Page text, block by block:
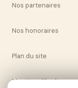
Nos partenaires
Nos honoraires
Plan du site
Mentions légales